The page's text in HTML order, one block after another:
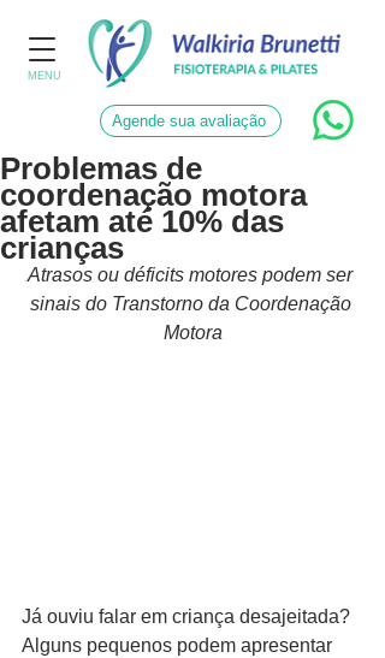
MENU
Agende sua avaliação
Problemas de
coordenação motora
afetam até 10% das
crianças
Atrasos ou déficits motores podem ser
sinais do Transtorno da Coordenação
Motora
Já ouviu falar em criança desajeitada?
Alguns pequenos podem apresentar